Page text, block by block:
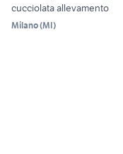
cucciolata allevamento
Milano(MI)